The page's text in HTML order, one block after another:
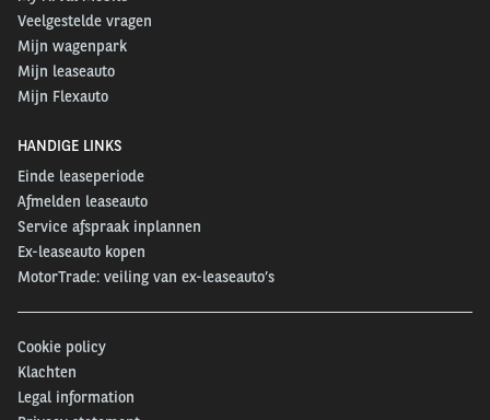
Veelgestelde vragen
Mijn wagenpark
Mijn leaseauto
Mijn Flexauto
HANDIGE LINKS
Einde leaseperiode
Afmelden leaseauto
Service afspraak inplannen
Ex-leaseauto kopen
MotorTrade: veiling van ex-leaseauto’s
Cookie policy
Klachten
Legal information